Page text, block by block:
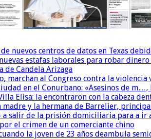
nuevos centros de datos en Texas
estafas laborales para robar
de Candela Arizaga
marchan al Congreso contra la violencia
en el Conurbano: «Asesinos de m…,
Elisa: la encontraron con la cabeza
y la hermana de Barrelier,
a salir de la prisión domiciliaria para a
el crimen de un comerciante chino
la joven de 23 años deambula